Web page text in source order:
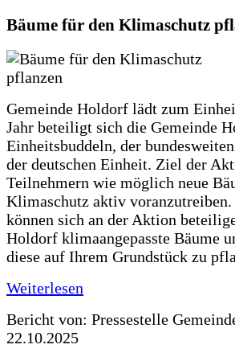
Bäume für den Klimaschutz
Gemeinde Holdorf lädt zum
Jahr beteiligt sich die Gemeinde
Einheitsbuddeln, der
der deutschen Einheit. Ziel der
Teilnehmern wie möglich neue
Klimaschutz aktiv
können sich an der Aktion
Holdorf klimaangepasste Bäume
diese auf Ihrem Grundstück zu
Weiterlesen
Bericht von: Pressestelle
22.10.2025